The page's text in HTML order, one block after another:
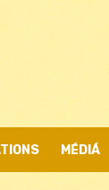
MÉDIÁ